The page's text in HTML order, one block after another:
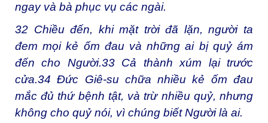
ngay và bà phục vụ các ngài.
32 Chiều đến, khi mặt trời đã lặn, người ta
đem mọi kẻ ốm đau và những ai bị quỷ ám
đến cho Người.33Cả thành xúm lại trước
cửa.34 Đức Giê-su chữa nhiều kẻ ốm đau
mắc đủ thứ bệnh tật, và trừ nhiều quỷ, nhưng
không cho quỷ nói, vì chúng biết Người là ai.